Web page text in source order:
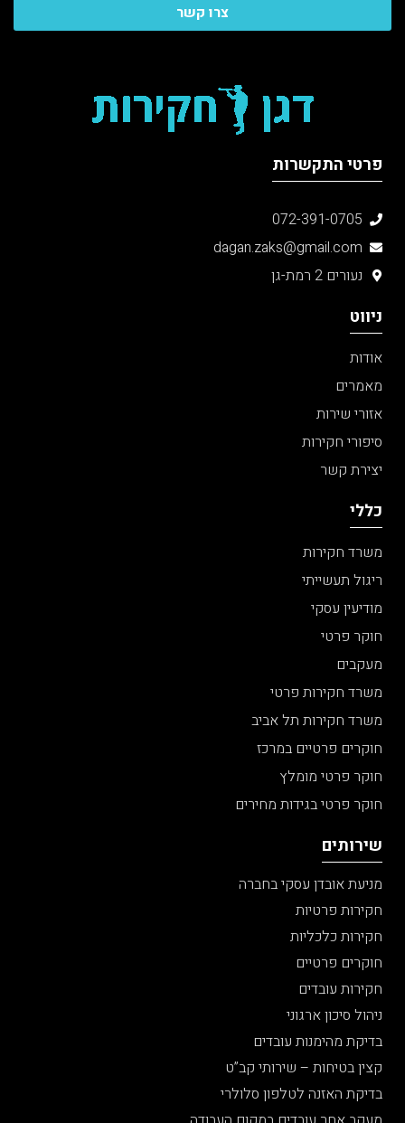
צרו קשר
שירותים
מניעת אובדן עסקי בחברה
חקירות פרטיות
חקירות כלכליות
חוקרים פרטיים
חקירות עובדים
ניהול סיכון ארגוני
בדיקת מהימנות עובדים
קצין בטיחות – שירותי קב”ט
בדיקת האזנה לטלפון סלולרי
כללי
משרד חקירות
ריגול תעשייתי
מודיעין עסקי
חוקר פרטי
מעקבים
משרד חקירות פרטי
משרד חקירות תל אביב
חוקרים פרטיים במרכז
חוקר פרטי מומלץ
חוקר פרטי בגידות מחירים
פרטי התקשרות
072-391-0705
dagan.zaks@gmail.com
נעורים 2 רמת-גן
ניווט
אודות
מאמרים
אזורי שירות
סיפורי חקירות
יצירת קשר